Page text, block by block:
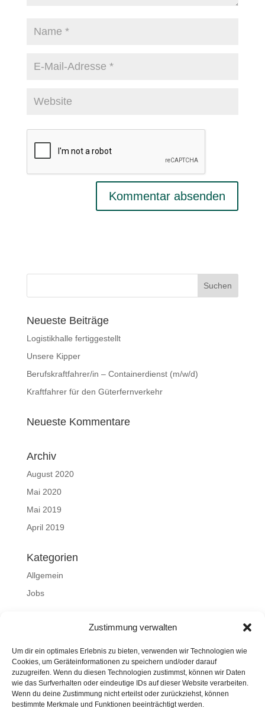
Zustimmung verwalten
Um dir ein optimales Erlebnis zu bieten, verwenden wir Technologien wie
Cookies, um Geräteinformationen zu speichern und/oder darauf
zuzugreifen. Wenn du diesen Technologien zustimmst, können wir Daten
wie das Surfverhalten oder eindeutige IDs auf dieser Website verarbeiten.
Wenn du deine Zustimmung nicht erteilst oder zurückziehst, können
bestimmte Merkmale und Funktionen beeinträchtigt werden.
Neueste Beiträge
Logistikhalle fertiggestellt
Unsere Kipper
Berufskraftfahrer/in – Containerdienst (m/w/d)
Kraftfahrer für den Güterfernverkehr
Neueste Kommentare
Archiv
August 2020
Mai 2020
Mai 2019
April 2019
Kategorien
Allgemein
Jobs
Eintrags-Feed
Kommentar-Feed
WordPress.org